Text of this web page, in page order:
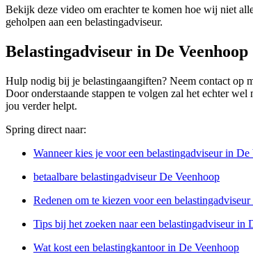
Bekijk deze video om erachter te komen hoe wij niet
geholpen aan een belastingadviseur.
Belastingadviseur in De Veenhoop
Hulp nodig bij je belastingaangiften? Neem contact op
Door onderstaande stappen te volgen zal het echter
jou verder helpt.
Spring direct naar:
Wanneer kies je voor een belastingadviseur in De
betaalbare belastingadviseur De Veenhoop
Redenen om te kiezen voor een
Tips bij het zoeken naar een belastingadviseur in
Wat kost een belastingkantoor in De Veenhoop